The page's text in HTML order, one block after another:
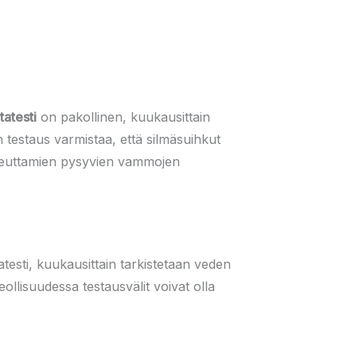
on pakollinen, kuukausittain
varmistaa, että silmäsuihkut
pysyvien vammojen
kuukausittain tarkistetaan veden
testausvälit voivat olla